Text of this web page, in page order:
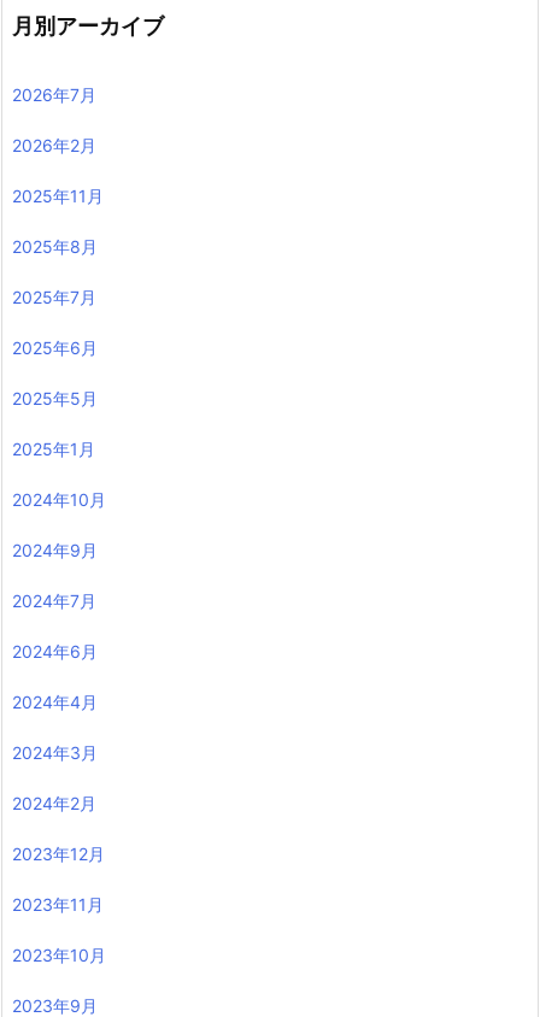
月別アーカイブ
2026年7月
2026年2月
2025年11月
2025年8月
2025年7月
2025年6月
2025年5月
2025年1月
2024年10月
2024年9月
2024年7月
2024年6月
2024年4月
2024年3月
2024年2月
2023年12月
2023年11月
2023年10月
2023年9月